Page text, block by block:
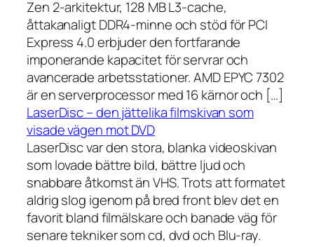
Zen 2-arkitektur, 128 MB L3-cache,
åttakanaligt DDR4-minne och stöd för PCI
Express 4.0 erbjuder den fortfarande
imponerande kapacitet för servrar och
avancerade arbetsstationer. AMD EPYC 7302
är en serverprocessor med 16 kärnor och […]
LaserDisc – den jättelika filmskivan som
visade vägen mot DVD
LaserDisc var den stora, blanka videoskivan
som lovade bättre bild, bättre ljud och
snabbare åtkomst än VHS. Trots att formatet
aldrig slog igenom på bred front blev det en
favorit bland filmälskare och banade väg för
senare tekniker som cd, dvd och Blu-ray.